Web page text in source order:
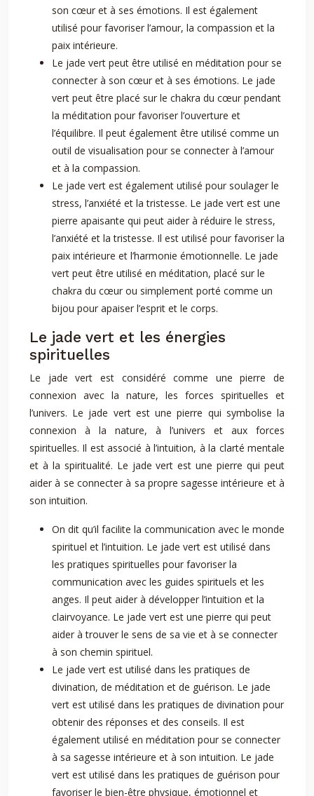
son cœur et à ses émotions. Il est également
utilisé pour favoriser l’amour, la compassion et la
paix intérieure.
Le jade vert peut être utilisé en méditation pour se
connecter à son cœur et à ses émotions. Le jade
vert peut être placé sur le chakra du cœur pendant
la méditation pour favoriser l’ouverture et
l’équilibre. Il peut également être utilisé comme un
outil de visualisation pour se connecter à l’amour
et à la compassion.
Le jade vert est également utilisé pour soulager le
stress, l’anxiété et la tristesse. Le jade vert est une
pierre apaisante qui peut aider à réduire le stress,
l’anxiété et la tristesse. Il est utilisé pour favoriser la
paix intérieure et l’harmonie émotionnelle. Le jade
vert peut être utilisé en méditation, placé sur le
chakra du cœur ou simplement porté comme un
bijou pour apaiser l’esprit et le corps.
Le jade vert et les énergies
spirituelles
Le jade vert est considéré comme une pierre de
connexion avec la nature, les forces spirituelles et
l’univers. Le jade vert est une pierre qui symbolise la
connexion à la nature, à l’univers et aux forces
spirituelles. Il est associé à l’intuition, à la clarté mentale
et à la spiritualité. Le jade vert est une pierre qui peut
aider à se connecter à sa propre sagesse intérieure et à
son intuition.
On dit qu’il facilite la communication avec le monde
spirituel et l’intuition. Le jade vert est utilisé dans
les pratiques spirituelles pour favoriser la
communication avec les guides spirituels et les
anges. Il peut aider à développer l’intuition et la
clairvoyance. Le jade vert est une pierre qui peut
aider à trouver le sens de sa vie et à se connecter
à son chemin spirituel.
Le jade vert est utilisé dans les pratiques de
divination, de méditation et de guérison. Le jade
vert est utilisé dans les pratiques de divination pour
obtenir des réponses et des conseils. Il est
également utilisé en méditation pour se connecter
à sa sagesse intérieure et à son intuition. Le jade
vert est utilisé dans les pratiques de guérison pour
favoriser le bien-être physique, émotionnel et